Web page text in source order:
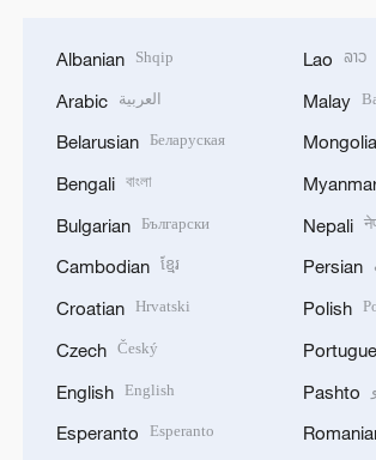
Albanian Shqip
Arabic العربية
Belarusian Беларуская
Bengali বাংলা
Bulgarian Български
Cambodian ខ្មែរ
Croatian Hrvatski
Czech Český
English English
Esperanto Esperanto
Lao ລາວ
Malay
Nepali
Persian
Polish
Pashto